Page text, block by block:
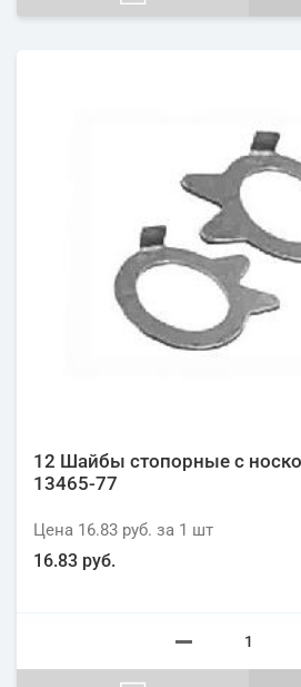
12 Шайбы стопорные с
13465-77
Цена 16.83 руб. за 1 шт
16.83 руб.